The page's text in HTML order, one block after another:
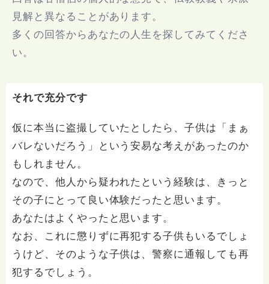
見解と異なることがあります。
多くの回答からあなたの人生を探してみてくださ
い。
それで充分です
仮に本当に盗撮していたとしたら、子供は「まぁ
バレないだろう」という安易な考えがあったのか
もしれません。
なので、他人から疑われたという経験は、きっと
その子にとって良い体験だったと思います。
あなたはよくやったと思います。
なお、これに懲りずに再犯する子供もいるでしょ
うけど、そのような子供は、警察に通報しても再
犯するでしょう。